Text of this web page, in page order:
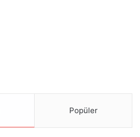
Popüler